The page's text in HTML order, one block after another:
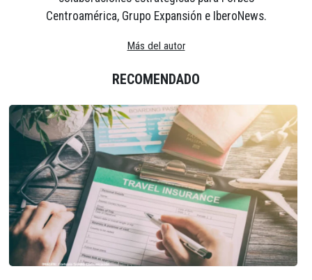
Centroamérica, Grupo Expansión e IberoNews.
Más del autor
RECOMENDADO